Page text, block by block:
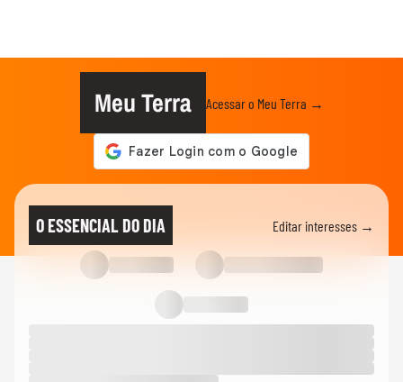
Meu Terra Acessar o Meu Terra →
O ESSENCIAL DO DIA Editar interesses →